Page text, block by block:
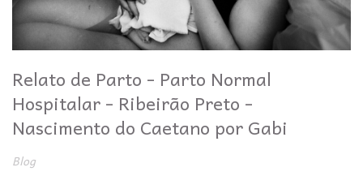
Relato de Parto - Parto Normal
Hospitalar - Ribeirão Preto -
Nascimento do Caetano por Gabi
Blog